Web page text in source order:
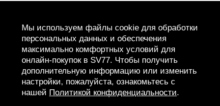
Мы используем файлы cookie для обработки
персональных данных и обеспечения
максимально комфортных условий для
онлайн-покупок в SV77. Чтобы получить
дополнительную информацию или изменить
настройки, пожалуйста, ознакомьтесь с
нашей Политикой конфиденциальности.